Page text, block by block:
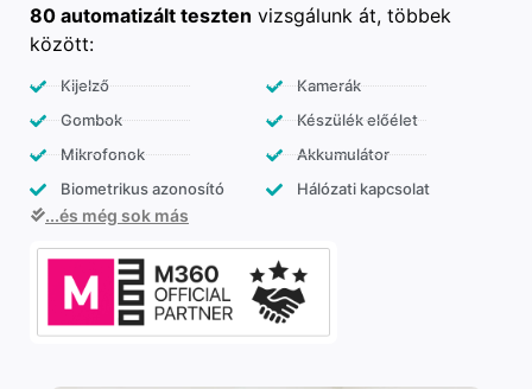
80 automatizált teszten vizsgálunk át, többek
között:
Kijelző
Gombok
Mikrofonok
Biometrikus azonosító
Kamerák
Készülék előélet
Akkumulátor
Hálózati kapcsolat
...és még sok más